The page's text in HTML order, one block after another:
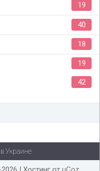
19
40
18
19
42
Украине